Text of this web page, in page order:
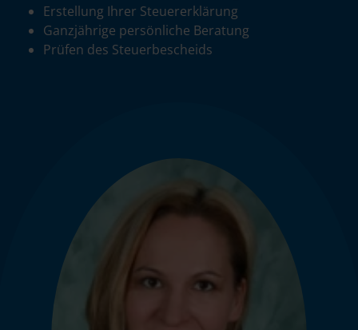
Erstellung Ihrer Steuererklärung
Ganzjährige persönliche Beratung
Prüfen des Steuerbescheids